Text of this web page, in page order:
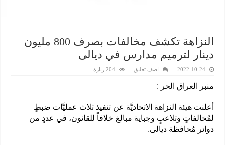
النزاهة تكشف مخالفات بصرف 800 مليون
دينار لترميم مدارس في ديالى
2022-10-24 اضف تعليق 204 زيارة
منبر العراق الحر :
أعلنت هيئة النزاهة الاتحاديَّة عن تنفيذ ثلاث عمليَّات ضبطٍ
لمُخالفاتٍ وتلاعبٍ وجباية مبالغ خلافاً للقانون، في عددٍ من
دوائر مُحافظة ديالى.